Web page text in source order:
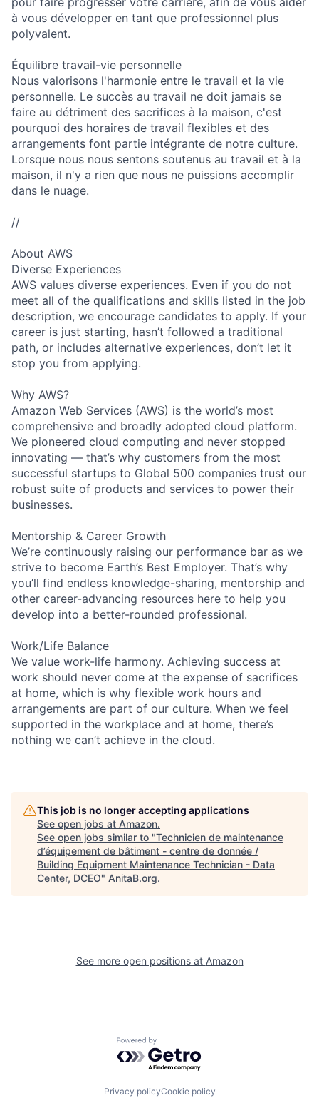
à vous développer en tant que professionnel plus
polyvalent.
Équilibre travail-vie personnelle
Nous valorisons l'harmonie entre le travail et la vie
personnelle. Le succès au travail ne doit jamais se
faire au détriment des sacrifices à la maison, c'est
pourquoi des horaires de travail flexibles et des
arrangements font partie intégrante de notre culture.
Lorsque nous nous sentons soutenus au travail et à la
maison, il n'y a rien que nous ne puissions accomplir
dans le nuage.
//
About AWS
Diverse Experiences
AWS values diverse experiences. Even if you do not
meet all of the qualifications and skills listed in the job
description, we encourage candidates to apply. If your
career is just starting, hasn’t followed a traditional
path, or includes alternative experiences, don’t let it
stop you from applying.
Why AWS?
Amazon Web Services (AWS) is the world’s most
comprehensive and broadly adopted cloud platform.
We pioneered cloud computing and never stopped
innovating — that’s why customers from the most
successful startups to Global 500 companies trust our
robust suite of products and services to power their
businesses.
Mentorship & Career Growth
We’re continuously raising our performance bar as we
strive to become Earth’s Best Employer. That’s why
you’ll find endless knowledge-sharing, mentorship and
other career-advancing resources here to help you
develop into a better-rounded professional.
Work/Life Balance
We value work-life harmony. Achieving success at
work should never come at the expense of sacrifices
at home, which is why flexible work hours and
arrangements are part of our culture. When we feel
supported in the workplace and at home, there’s
nothing we can’t achieve in the cloud.
This job is no longer accepting applications
See open jobs at Amazon.
See open jobs similar to "Technicien de maintenance
d’équipement de bâtiment - centre de donnée /
Building Equipment Maintenance Technician - Data
Center, DCEO" AnitaB.org.
See more open positions at Amazon
Powered by Getro.com
Privacy policyCookie policy